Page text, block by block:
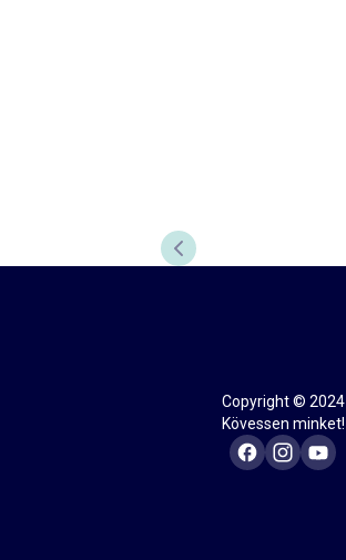
ELŐZŐ DIA
Copyright © 2024
Kövessen minket!